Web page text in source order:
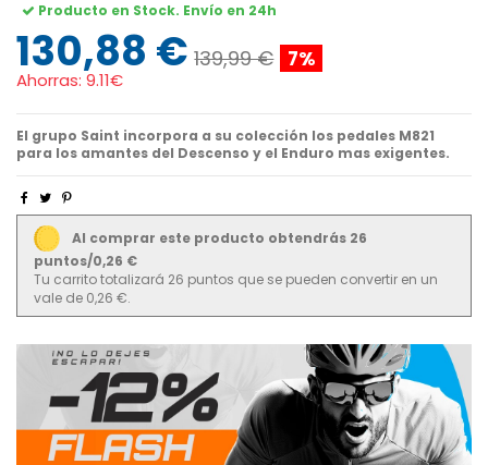
Producto en Stock. Envío en 24h
130,88 € 139,99 € 7%
Ahorras: 9.11€
El grupo Saint incorpora a su colección los pedales M821
para los amantes del Descenso y el Enduro mas exigentes.
Al comprar este producto obtendrás 26
puntos/0,26 €
Tu carrito totalizará 26 puntos que se pueden convertir en un
vale de 0,26 €.